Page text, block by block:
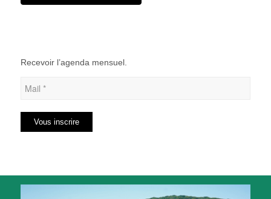
Recevoir l’agenda mensuel.